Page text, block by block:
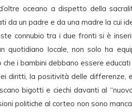
oceano a dispetto della
da un padre e da una madre la cui
connubio tra i due fronti si è
quotidiano locale, non solo ha
i bambini debbano essere
diritti, la positività delle
bigotti e ciechi davanti al
politiche al corteo non sono